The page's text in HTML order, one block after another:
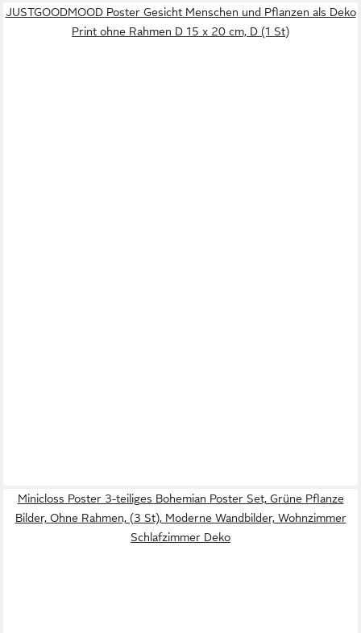
JUSTGOODMOOD Poster Gesicht Menschen und Pflanzen als Deko
Print ohne Rahmen D 15 x 20 cm, D (1 St)
Minicloss Poster 3-teiliges Bohemian Poster Set, Grüne Pflanze
Bilder, Ohne Rahmen, (3 St), Moderne Wandbilder, Wohnzimmer
Schlafzimmer Deko